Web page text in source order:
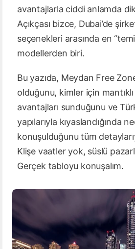
avantajlarla ciddi anlamda
Açıkçası bizce, Dubai’de
seçenekleri arasında en
modellerden biri.
Bu yazıda, Meydan Free
olduğunu, kimler için
avantajları sunduğunu ve
yapılarıyla kıyaslandığında
konuşulduğunu tüm
Klişe vaatler yok, süslü
Gerçek tabloyu konuşalım.